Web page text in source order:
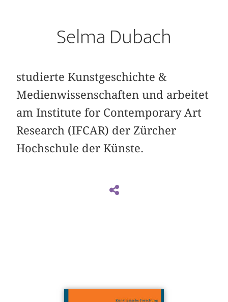
Selma Dubach
studierte Kunstgeschichte &
Medienwissenschaften und arbeitet
am Institute for Contemporary Art
Research (IFCAR) der Zürcher
Hochschule der Künste.